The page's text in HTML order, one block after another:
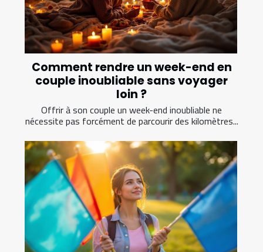
Comment rendre un week-end en
couple inoubliable sans voyager
loin ?
Offrir à son couple un week-end inoubliable ne
nécessite pas forcément de parcourir des kilomètres...